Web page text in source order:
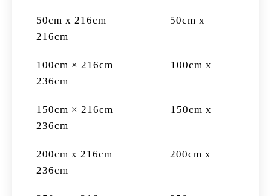
50cm x 216cm
50cm x
216cm
100cm × 216cm 100cm x
236cm
150cm × 216cm 150cm x
236cm
200cm x 216cm 200cm x
236cm